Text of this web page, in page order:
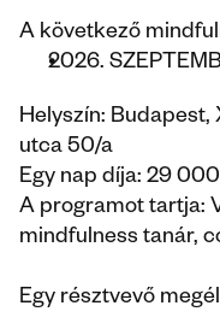
A következő
2026.
Helyszín: Budapest,
utca 50/a
Egy nap díja: 29
A programot tartja:
mindfulness tanár,
Egy résztvevő